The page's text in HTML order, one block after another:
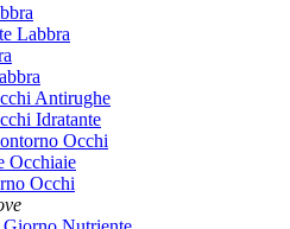
Labbra
Antirughe
Idratante
Occhi
Occhiaie
Occhi